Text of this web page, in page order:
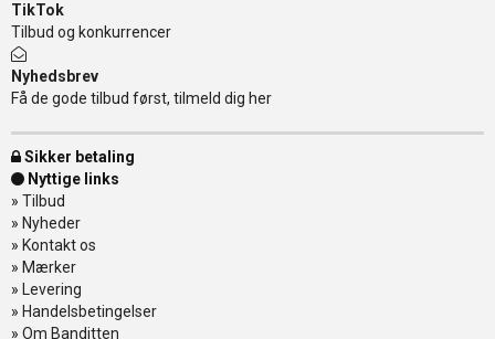
TikTok
Tilbud og konkurrencer
Nyhedsbrev
Få de gode tilbud først, tilmeld dig her
Sikker betaling
Nyttige links
» Tilbud
» Nyheder
» Kontakt os
» Mærker
» Levering
» Handelsbetingelser
» Om Banditten